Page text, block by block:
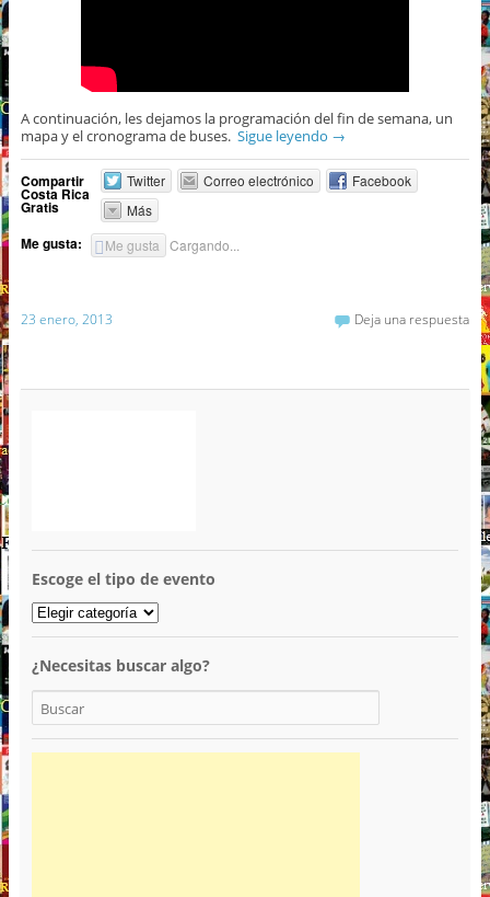
A continuación, les dejamos la programación del fin de semana, un
mapa y el cronograma de buses. Sigue leyendo →
Compartir
Costa Rica
Gratis
Twitter Correo electrónico
Facebook
Más
Me gusta: Me gusta Cargando...
23 enero, 2013 Deja una respuesta
Escoge el tipo de evento
¿Necesitas buscar algo?